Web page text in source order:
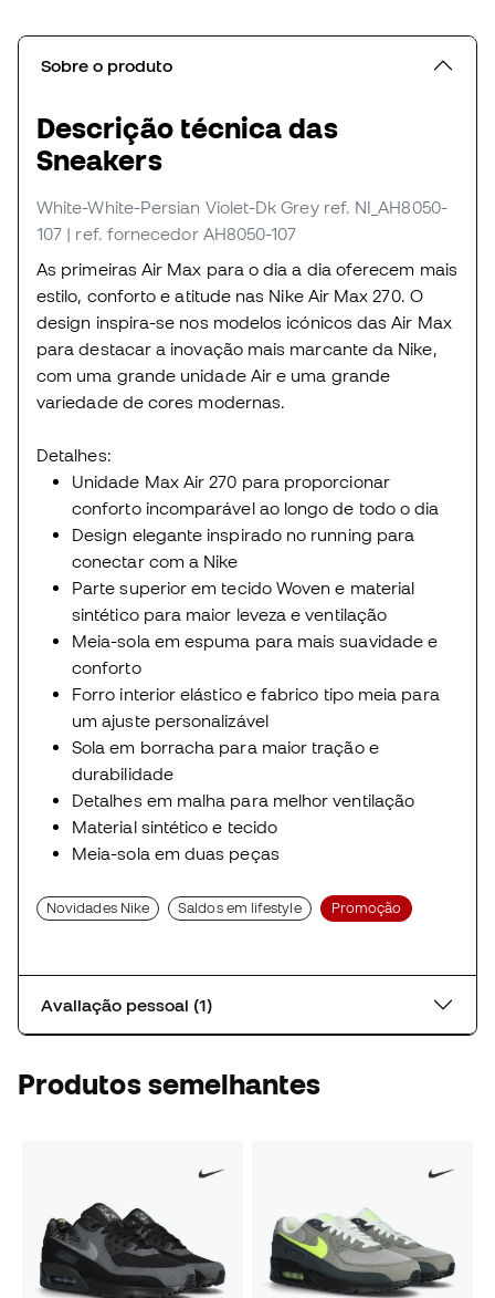
Sobre o produto
Descrição técnica das
Sneakers
White-White-Persian Violet-Dk Grey ref. NI_AH8050-
107 | ref. fornecedor AH8050-107
As primeiras Air Max para o dia a dia oferecem mais
estilo, conforto e atitude nas Nike Air Max 270. O
design inspira-se nos modelos icónicos das Air Max
para destacar a inovação mais marcante da Nike,
com uma grande unidade Air e uma grande
variedade de cores modernas.
Detalhes:
Unidade Max Air 270 para proporcionar
conforto incomparável ao longo de todo o dia
Design elegante inspirado no running para
conectar com a Nike
Parte superior em tecido Woven e material
sintético para maior leveza e ventilação
Meia-sola em espuma para mais suavidade e
conforto
Forro interior elástico e fabrico tipo meia para
um ajuste personalizável
Sola em borracha para maior tração e
durabilidade
Detalhes em malha para melhor ventilação
Material sintético e tecido
Meia-sola em duas peças
Novidades Nike Saldos em lifestyle Promoção
Avaliação pessoal (1)
Produtos semelhantes